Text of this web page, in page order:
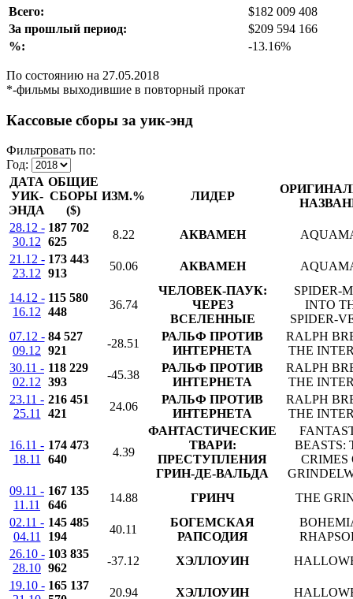
Всего:
$182 009 408
За прошлый период:
$209 594 166
%:
-13.16%
По состоянию на 27.05.2018
*-фильмы выходившие в повторный прокат
Кассовые сборы за уик-энд
Фильтровать по:
Год:
ДАТА
УИК-
ЭНДА
ОБЩИЕ
СБОРЫ
($)
ИЗМ.% ЛИДЕР
28.12 -
30.12
187 702
625
8.22 АКВАМЕН
21.12 -
23.12
173 443
913
50.06 АКВАМЕН
14.12 -
16.12
115 580
448
36.74
ЧЕЛОВЕК-ПАУК:
ЧЕРЕЗ
ВСЕЛЕННЫЕ
SPIDER-
INTO
SPIDER-
07.12 -
09.12
84 527
921
-28.51
РАЛЬФ ПРОТИВ
ИНТЕРНЕТА
RALPH
THE
30.11 -
02.12
118 229
393
-45.38
РАЛЬФ ПРОТИВ
ИНТЕРНЕТА
RALPH
THE
23.11 -
25.11
216 451
421
24.06
РАЛЬФ ПРОТИВ
ИНТЕРНЕТА
RALPH
THE
16.11 -
18.11
174 473
640
4.39
ФАНТАСТИЧЕСКИЕ
ТВАРИ:
ПРЕСТУПЛЕНИЯ
ГРИН-ДЕ-ВАЛЬДА
BEASTS:
CRIMES
09.11 -
11.11
167 135
646
14.88 ГРИНЧ
THE
02.11 -
04.11
145 485
194
40.11
БОГЕМСКАЯ
РАПСОДИЯ
26.10 -
28.10
103 835
962
-37.12 ХЭЛЛОУИН
19.10 - 165 137
20.94 ХЭЛЛОУИН